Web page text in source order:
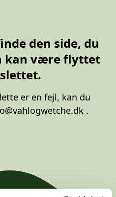
den side, du
kan være flyttet
er en fejl, kan du
.